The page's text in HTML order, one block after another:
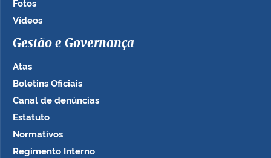
Fotos
Vídeos
Gestão e Governança
Atas
Boletins Oficiais
Canal de denúncias
Estatuto
Normativos
Regimento Interno